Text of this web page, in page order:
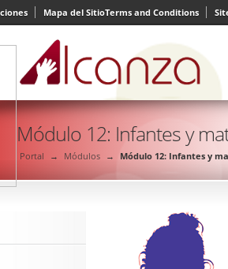
Mapa del SitioTerms and Conditions
Módulo 12: Infantes y
Portal → Módulos → Módulo 12: Infantes y